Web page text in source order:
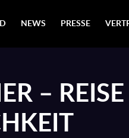
NEWS PRESSE
–